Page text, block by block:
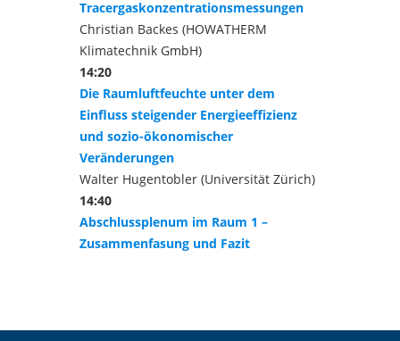
Tracergaskonzentrationsmessungen
Christian Backes (HOWATHERM
Klimatechnik GmbH)
14:20
Die Raumluftfeuchte unter dem
Einfluss steigender Energieeffizienz
und sozio-ökonomischer
Veränderungen
Walter Hugentobler (Universität Zürich)
14:40
Abschlussplenum im Raum 1 –
Zusammenfasung und Fazit